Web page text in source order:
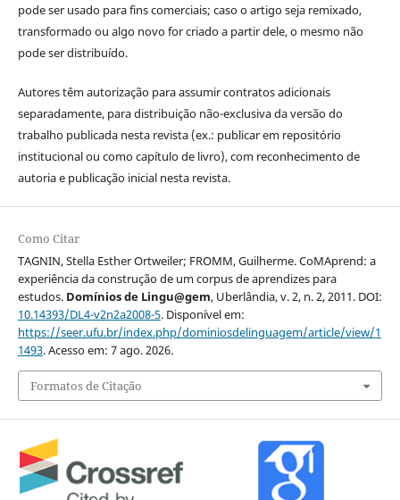
pode ser usado para fins comerciais; caso o artigo seja remixado,
transformado ou algo novo for criado a partir dele, o mesmo não
pode ser distribuído.
Autores têm autorização para assumir contratos adicionais
separadamente, para distribuição não-exclusiva da versão do
trabalho publicada nesta revista (ex.: publicar em repositório
institucional ou como capítulo de livro), com reconhecimento de
autoria e publicação inicial nesta revista.
Como Citar
TAGNIN, Stella Esther Ortweiler; FROMM, Guilherme. CoMAprend: a
experiência da construção de um corpus de aprendizes para
estudos. Domínios de Lingu@gem, Uberlândia, v. 2, n. 2, 2011. DOI:
10.14393/DL4-v2n2a2008-5. Disponível em:
https://seer.ufu.br/index.php/dominiosdelinguagem/article/view/1
1493. Acesso em: 7 ago. 2026.
Formatos de Citação